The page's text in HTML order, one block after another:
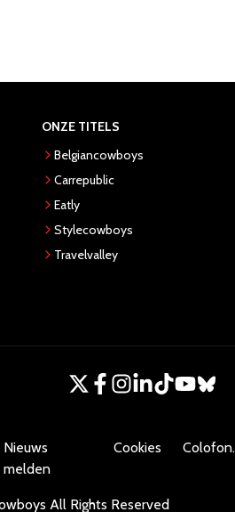
ONZE TITELS
Belgiancowboys
Carrepublic
Eatly
Stylecowboys
Travelvalley
Nieuws
melden
Cookies Colofon.
All Rights Reserved